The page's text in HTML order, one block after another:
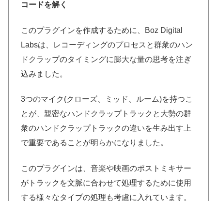
コードを解く
このプラグインを作成するために、Boz Digital
Labsは、レコーディングのプロセスと群衆のハン
ドクラップのタイミングに膨大な量の思考を注ぎ
込みました。
3つのマイク(クローズ、ミッド、ルーム)を持つこ
とが、親密なハンドクラップトラックと大勢の群
衆のハンドクラップトラックの違いを生み出す上
で重要であることが明らかになりました。
このプラグインは、音楽や映画のポストミキサー
がトラックを文脈に合わせて処理するために使用
する様々なタイプの処理も考慮に入れています。